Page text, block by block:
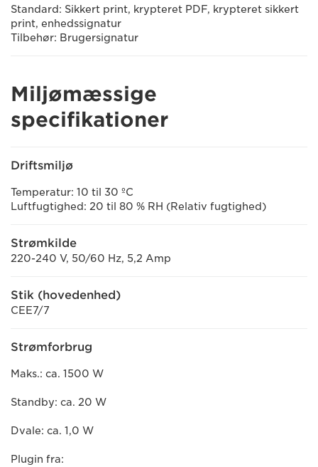
Standard: Sikkert print, krypteret PDF, krypteret sikkert
print, enhedssignatur
Tilbehør: Brugersignatur
Miljømæssige
specifikationer
Driftsmiljø
Temperatur: 10 til 30 ºC
Luftfugtighed: 20 til 80 % RH (Relativ fugtighed)
Strømkilde
220-240 V, 50/60 Hz, 5,2 Amp
Stik (hovedenhed)
CEE7/7
Strømforbrug
Maks.: ca. 1500 W
Standby: ca. 20 W
Dvale: ca. 1,0 W
Plugin fra: